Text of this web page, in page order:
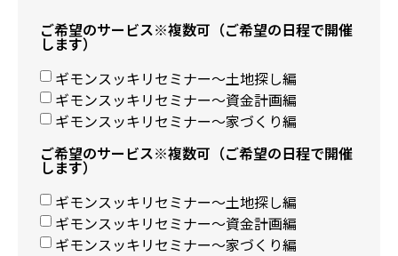
ご希望のサービス※複数可（ご希望の日程で開催
します）
ギモンスッキリセミナー〜土地探し編
ギモンスッキリセミナー〜資金計画編
ギモンスッキリセミナー〜家づくり編
ご希望のサービス※複数可（ご希望の日程で開催
します）
ギモンスッキリセミナー〜土地探し編
ギモンスッキリセミナー〜資金計画編
ギモンスッキリセミナー〜家づくり編